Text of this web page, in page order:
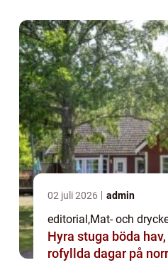
02 juli 2026 admin
editorial,Mat- och
Hyra stuga böda hav, sandstrand och
rofyllda dagar på